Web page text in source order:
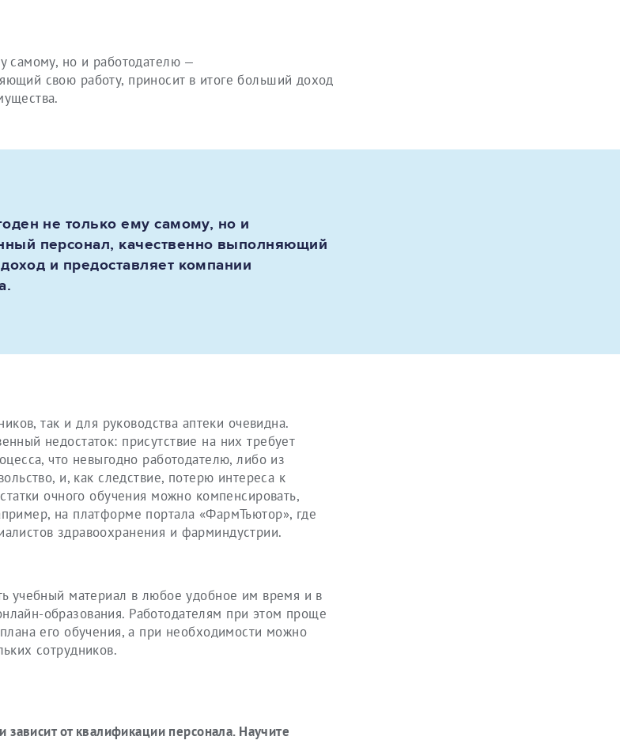
самому, но и работодателю —
свою работу, приносит в итоге больший доход
не только ему самому, но и
персонал, качественно выполняющий
и предоставляет компании
так и для руководства аптеки очевидна.
недостаток: присутствие на них требует
что невыгодно работодателю, либо из
и, как следствие, потерю интереса к
очного обучения можно компенсировать,
на платформе портала «ФармТьютор», где
здравоохранения и фарминдустрии.
учебный материал в любое удобное им время и в
образования. Работодателям при этом проще
его обучения, а при необходимости можно
сотрудников.
от квалификации персонала. Научите